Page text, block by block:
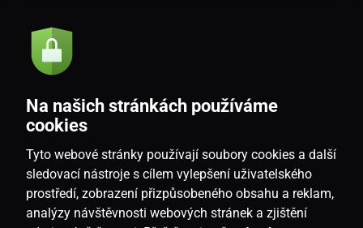
Akce a novinky e-mailem
Souhlasím sezásadami zpracování osobních údajů
CZ
Na našich stránkách používáme
cookies
Tyto webové stránky používají soubory cookies a další
sledovací nástroje s cílem vylepšení uživatelského
prostředí, zobrazení přizpůsobeného obsahu a reklam,
analýzy návštěvnosti webových stránek a zjištění